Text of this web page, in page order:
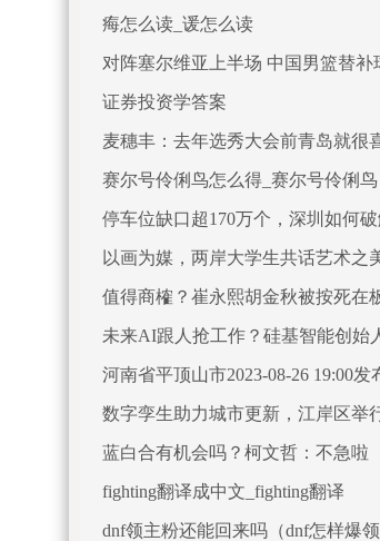
痗怎么读_谖怎么读
对阵塞尔维亚上半场 中国男篮替补
证券投资学答案
麦穗丰：去年选秀大会前青岛就很
赛尔号伶俐鸟怎么得_赛尔号伶俐鸟
停车位缺口超170万个，深圳如何
以画为媒，两岸大学生共话艺术之
值得商榷？崔永熙胡金秋被按死在
未来AI跟人抢工作？硅基智能创始
河南省平顶山市2023-08-26 19:00
数字孪生助力城市更新，江岸区举
蓝白合有机会吗？柯文哲：不急啦
fighting翻译成中文_fighting翻译
dnf领主粉还能回来吗（dnf怎样爆领